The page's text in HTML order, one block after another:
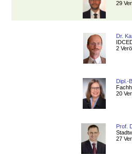
29
Dr.
2
Dipl.-
20
Prof.
27